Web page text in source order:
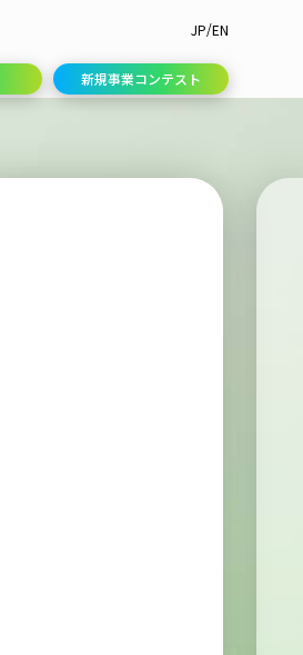
JP/EN
新規事業コンテスト